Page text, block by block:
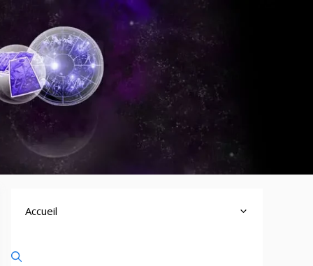
Accueil